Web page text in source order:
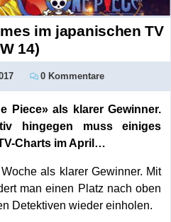
im japanischen TV
14)
0 Kommentare
Piece» als klarer Gewinner.
hingegen muss einiges
Charts im April…
als klarer Gewinner. Mit
man einen Platz nach oben
Detektiven wieder einholen.